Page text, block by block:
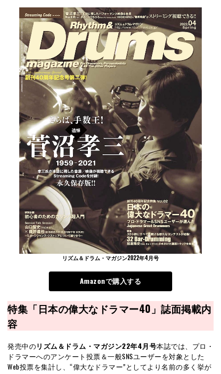
リズム＆ドラム・マガジン2022年4月号
Amazonで購入する
特集「日本の偉大なドラマー40」誌面掲載内
容
発売中のリズム＆ドラム・マガジン22年4月号本誌では、プロ・
ドラマーへのアンケート投票＆一般SNSユーザーを対象とした
Web投票を集計し、“偉大なドラマー”としてより名前の多く挙が